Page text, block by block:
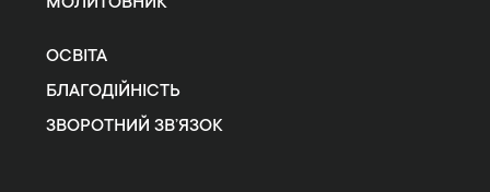
ОСВІТА
БЛАГОДІЙНІСТЬ
ЗВОРОТНИЙ ЗВ’ЯЗОК